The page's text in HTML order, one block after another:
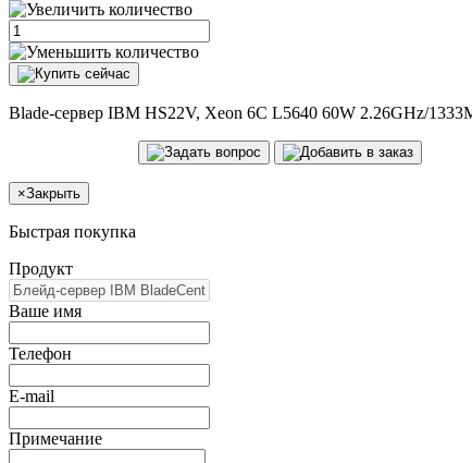
Blade-сервер IBM HS22V, Xeon 6C L5640 60W 2.26GHz/
×Закрыть
Быстрая покупка
Продукт
Ваше имя
Телефон
E-mail
Примечание